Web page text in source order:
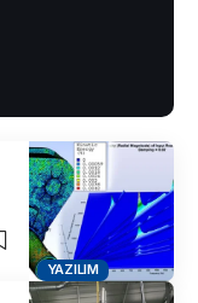
YAZILIM